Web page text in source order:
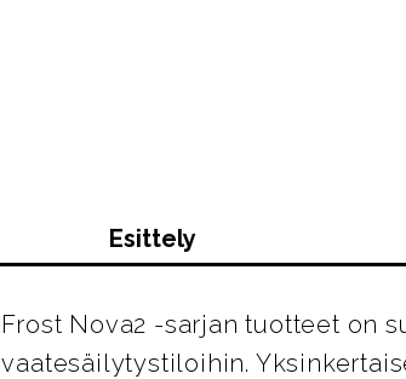
Esittely
Frost Nova2 -sarjan tuotteet on
vaatesäilytystiloihin.